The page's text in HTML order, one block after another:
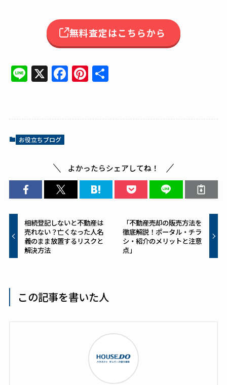
無料査定はこちらから
Li
n
X F
a
e
o
k
Pi
n
re
共
お役立ちブログ
よかったらシェアしてね！
相続登記しないと不動産は
売れない？亡くなった人名
義のまま放置するリスクと
解決方法
「不動産売却の販売方法を
徹底解説！ポータル・チラ
シ・紹介のメリットと注意
点」
この記事を書いた人